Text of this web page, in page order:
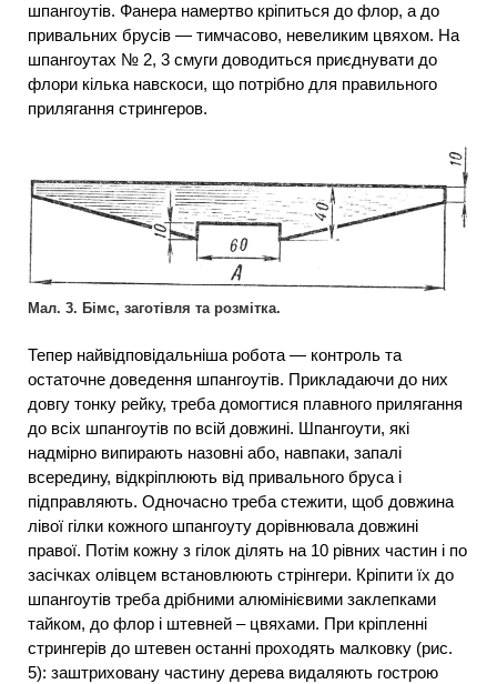
шпангоутів. Фанера намертво кріпиться до флор, а до
привальних брусів — тимчасово, невеликим цвяхом. На
шпангоутах № 2, 3 смуги доводиться приєднувати до
флори кілька навскоси, що потрібно для правильного
прилягання стрингеров.
Мал. 3. Бімс, заготівля та розмітка.
Тепер найвідповідальніша робота — контроль та
остаточне доведення шпангоутів. Прикладаючи до них
довгу тонку рейку, треба домогтися плавного прилягання
до всіх шпангоутів по всій довжині. Шпангоути, які
надмірно випирають назовні або, навпаки, запалі
всередину, відкріплюють від привального бруса і
підправляють. Одночасно треба стежити, щоб довжина
лівої гілки кожного шпангоуту дорівнювала довжині
правої. Потім кожну з гілок ділять на 10 рівних частин і по
засічках олівцем встановлюють стрінгери. Кріпити їх до
шпангоутів треба дрібними алюмінієвими заклепками
тайком, до флор і штевней – цвяхами. При кріпленні
стрингерів до штевен останні проходять малковку (рис.
5): заштриховану частину дерева видаляють гострою